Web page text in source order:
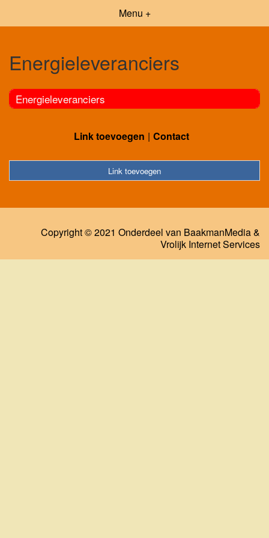
Menu +
Energieleveranciers
Energieleveranciers
Link toevoegen Contact
Link toevoegen
Copyright © 2021 Onderdeel van BaakmanMedia&
Vrolijk Internet Services